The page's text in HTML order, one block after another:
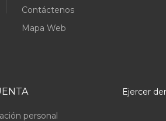
Contáctenos
Mapa Web
personal
Ejercer